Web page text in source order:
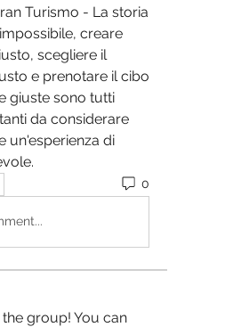
Turismo - La storia
creare
scegliere il
e prenotare il cibo
giuste sono tutti
da considerare
un'esperienza di
0
group! You can